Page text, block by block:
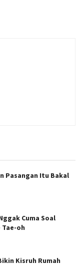
Pasangan Itu Bakal
Cuma Soal
oh
Kisruh Rumah